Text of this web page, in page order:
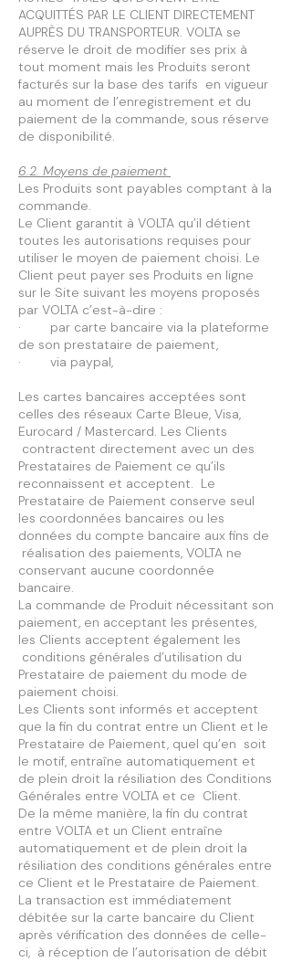
ACQUITTÉS PAR LE CLIENT DIRECTEMENT
AUPRÈS DU TRANSPORTEUR. VOLTA se
réserve le droit de modifier ses prix à
tout moment mais les Produits seront
facturés sur la base des tarifs en vigueur
au moment de l’enregistrement et du
paiement de la commande, sous réserve
de disponibilité.
6.2. Moyens de paiement
Les Produits sont payables comptant à la
commande.
Le Client garantit à VOLTA qu’il détient
toutes les autorisations requises pour
utiliser le moyen de paiement choisi. Le
Client peut payer ses Produits en ligne
sur le Site suivant les moyens proposés
par VOLTA c’est-à-dire :
· par carte bancaire via la plateforme
de son prestataire de paiement,
· via paypal,
Les cartes bancaires acceptées sont
celles des réseaux Carte Bleue, Visa,
Eurocard / Mastercard. Les Clients
contractent directement avec un des
Prestataires de Paiement ce qu’ils
reconnaissent et acceptent. Le
Prestataire de Paiement conserve seul
les coordonnées bancaires ou les
données du compte bancaire aux fins de
réalisation des paiements, VOLTA ne
conservant aucune coordonnée
bancaire.
La commande de Produit nécessitant son
paiement, en acceptant les présentes,
les Clients acceptent également les
conditions générales d’utilisation du
Prestataire de paiement du mode de
paiement choisi.
Les Clients sont informés et acceptent
que la fin du contrat entre un Client et le
Prestataire de Paiement, quel qu’en soit
le motif, entraîne automatiquement et
de plein droit la résiliation des Conditions
Générales entre VOLTA et ce Client.
De la même manière, la fin du contrat
entre VOLTA et un Client entraîne
automatiquement et de plein droit la
résiliation des conditions générales entre
ce Client et le Prestataire de Paiement.
La transaction est immédiatement
débitée sur la carte bancaire du Client
après vérification des données de celle-
ci, à réception de l’autorisation de débit